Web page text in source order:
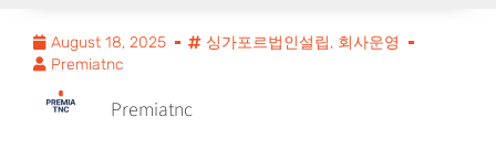
August 18, 2025 싱가포르법인설립, 회사운영
Premiatnc
Premiatnc